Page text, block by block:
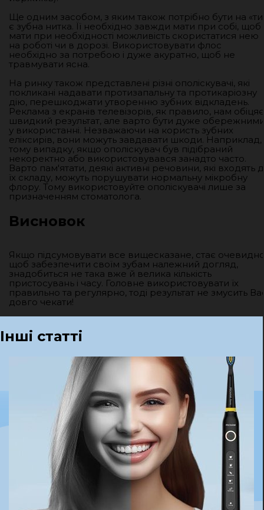
Ще одним засобом, з яким також потрібно бути на
є зубна нитка. Її необхідно завжди мати при собі, щоб
мати при необхідності можливість скористатися нею
на роботі чи в дорозі. Використовувати флос
необхідно за потребою і дуже акуратно, щоб не
травмувати ясна.
На ринку також представлені різні ополіскувачі, які
покликані надавати протизапальну та протикаріозну
дію, перешкоджати утворенню зубних відкладень.
Реклама з екранів телевізорів, як правило, нам
швидкий результат, але варто бути дуже
у використанні. Незважаючи на користь зубних
еліксирів, вони можуть завдавати шкоди. Наприклад,
тому випадку, якщо ополіскувач був підібраний
некоректно або використовувався занадто часто.
Варто пам'ятати, деякі активні речовини, які входять
їх складу, можуть порушувати нормальну мікробну
флору. Тому використовуйте ополіскувачі лише за
призначенням стоматолога.
Висновок
Якщо підсумовувати все вищесказане, стає
щоб забезпечити своїм зубам належний догляд,
знадобиться не така вже й велика кількість
пристосувань і часу. Головне використовувати їх
правильно та регулярно, тоді результат не змусить
довго чекати!
Інші статті